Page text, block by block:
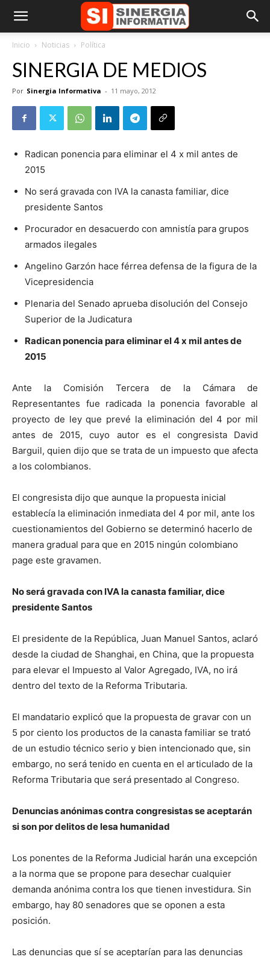
Inicio Noticias Política
SINERGIA DE MEDIOS
Por Sinergia Informativa - 11 mayo, 2012
Radican ponencia para eliminar el 4 x mil antes de
2015
No será gravada con IVA la canasta familiar, dice
presidente Santos
Procurador en desacuerdo con amnistía para grupos
armados ilegales
Angelino Garzón hace férrea defensa de la figura de la
Vicepresidencia
Plenaria del Senado aprueba disolución del Consejo
Superior de la Judicatura
Radican ponencia para eliminar el 4 x mil antes de
2015
Ante la Comisión Tercera de la Cámara de
Representantes fue radicada la ponencia favorable al
proyecto de ley que prevé la eliminación del 4 por mil
antes de 2015, cuyo autor es el congresista David
Barguil, quien dijo que se trata de un impuesto que afecta
a los colombianos.
El congresista dijo que aunque la propuesta inicial
establecía la eliminación inmediata del 4 por mil, ante los
cuestionamientos del Gobierno se determinó hacerlo de
manera gradual para que en 2015 ningún colombiano
page este gravamen.
No será gravada con IVA la canasta familiar, dice
presidente Santos
El presidente de la República, Juan Manuel Santos, aclaró
desde la ciudad de Shanghai, en China, que la propuesta
para elevar el Impuesto al Valor Agregado, IVA, no irá
dentro del texto de la Reforma Tributaria.
El mandatario explicó que la propuesta de gravar con un
5 por ciento los productos de la canasta familiar se trató
de un estudio técnico serio y bien intencionado que, sin
embargo, no será tenido en cuenta en el articulado de la
Reforma Tributaria que será presentado al Congreso.
Denuncias anónimas contra congresistas se aceptarán
si son por delitos de lesa humanidad
Los ponentes de la Reforma Judicial harán una excepción
a la norma que se propone para desechar cualquier
demanda anónima contra los que tienen investidura. Sin
embargo, hay 80 senadores que se oponen a esta
posición.
Las denuncias que sí se aceptarían para las denuncias